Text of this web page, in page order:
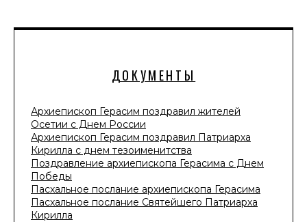
ДОКУМЕНТЫ
Архиепископ Герасим поздравил жителей
Осетии с Днем России
Архиепископ Герасим поздравил Патриарха
Кирилла с днем тезоименитства
Поздравление архиепископа Герасима с Днем
Победы
Пасхальное послание архиепископа Герасима
Пасхальное послание Святейшего Патриарха
Кирилла